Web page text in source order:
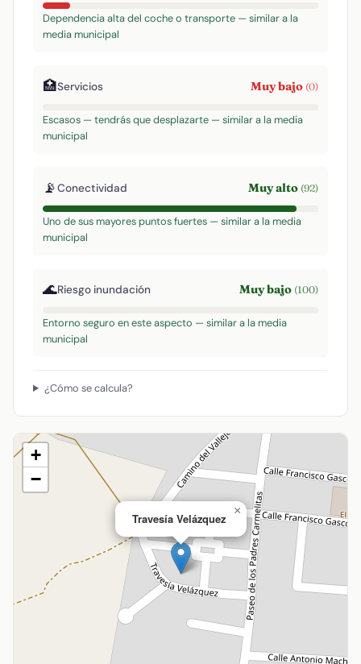
Dependencia alta del coche o transporte — similar a la
media municipal
🏥Servicios Muy bajo (0)
Escasos — tendrás que desplazarte — similar a la media
municipal
📡Conectividad Muy alto (92)
Uno de sus mayores puntos fuertes — similar a la media
municipal
🌊Riesgo inundación Muy bajo (100)
Entorno seguro en este aspecto — similar a la media
municipal
¿Cómo se calcula?
Travesía Velázquez
×
+
−